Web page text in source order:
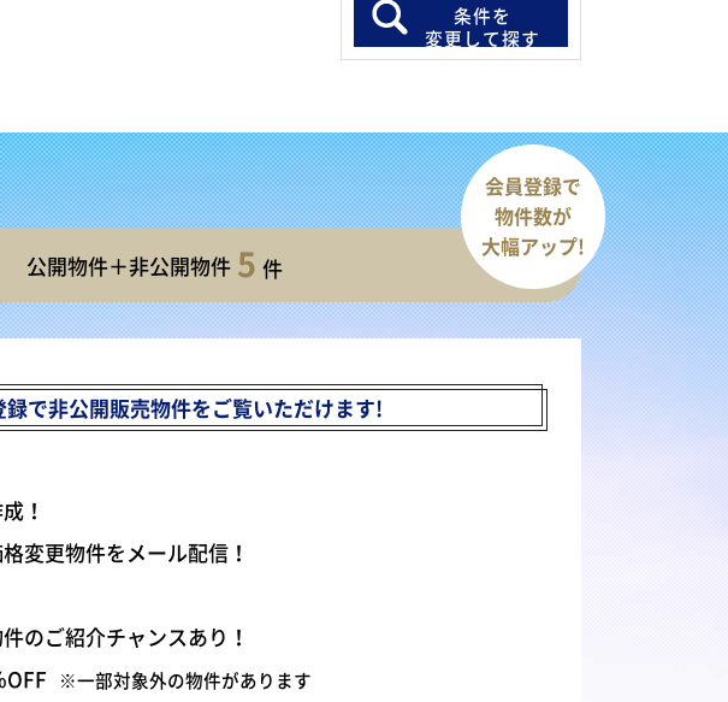
条件を
変更して探す
公開物件＋非公開物件 5 件
会員登録で
物件数が
大幅アップ!
で非公開販売物件をご覧いただけます!
！
変更物件をメール配信！
のご紹介チャンスあり！
※一部対象外の物件があります